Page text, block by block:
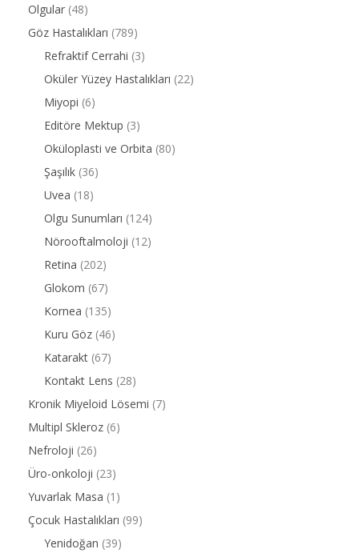
Olgular (48)
Göz Hastalıkları (789)
Refraktif Cerrahi (3)
Oküler Yüzey Hastalıkları (22)
Miyopi (6)
Editöre Mektup (3)
Oküloplasti ve Orbita (80)
Şaşılık (36)
Uvea (18)
Olgu Sunumları (124)
Nörooftalmoloji (12)
Retina (202)
Glokom (67)
Kornea (135)
Kuru Göz (46)
Katarakt (67)
Kontakt Lens (28)
Kronik Miyeloid Lösemi (7)
Multipl Skleroz (6)
Nefroloji (26)
Üro-onkoloji (23)
Yuvarlak Masa (1)
Çocuk Hastalıkları (99)
Yenidoğan (39)